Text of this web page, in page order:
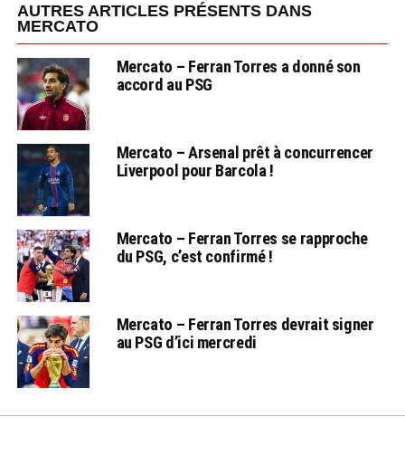
AUTRES ARTICLES PRÉSENTS DANS
MERCATO
Mercato – Ferran Torres a donné son
accord au PSG
Mercato – Arsenal prêt à concurrencer
Liverpool pour Barcola !
Mercato – Ferran Torres se rapproche
du PSG, c’est confirmé !
Mercato – Ferran Torres devrait signer
au PSG d’ici mercredi